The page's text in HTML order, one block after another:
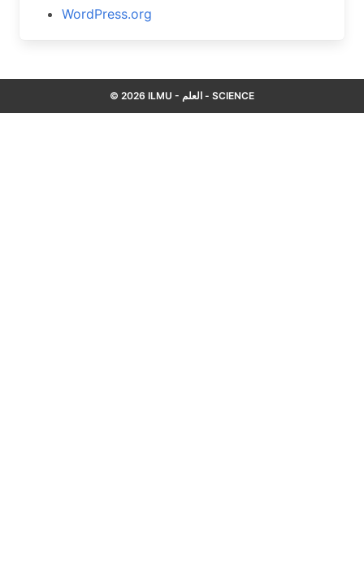
WordPress.org
© 2026 ILMU - العلم - SCIENCE